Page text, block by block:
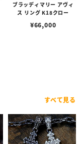
ブラッディマリー アヴィ
ス リング K18クロー
¥66,000
すべて見る